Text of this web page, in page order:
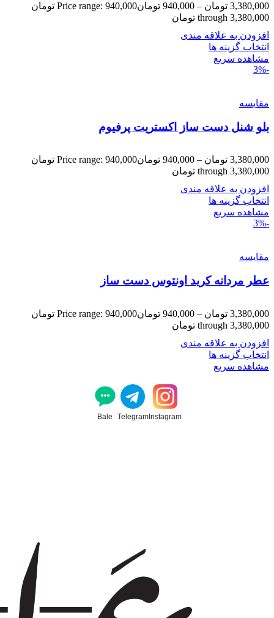
3,380,000 تومان –
940,000 تومان
Price range: 940,000 تومان
through 3,380,000 تومان
افزودن به علاقه مندی
انتخاب گزینه ها
مشاهده سریع
-3%
مقایسه
بلو شنل دست ساز اکستریت پرفیوم
3,380,000 تومان –
940,000 تومان
Price range: 940,000 تومان
through 3,380,000 تومان
افزودن به علاقه مندی
انتخاب گزینه ها
مشاهده سریع
-3%
مقایسه
عطر مردانه کرید اونتوس دست ساز
3,380,000 تومان –
940,000 تومان
Price range: 940,000 تومان
through 3,380,000 تومان
افزودن به علاقه مندی
انتخاب گزینه ها
مشاهده سریع
Instagram
Telegram
Bale